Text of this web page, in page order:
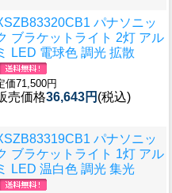
パナソニッ
ブラケットライト 2灯 アル
LED 電球色 調光 拡散
価71,500円
売価格36,643円 (税込)
パナソニッ
ブラケットライト 1灯 アル
LED 温白色 調光 集光